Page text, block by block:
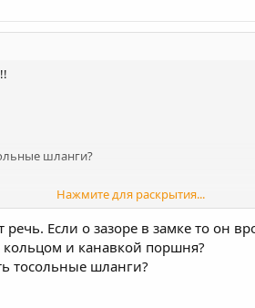
шланги?
Нажмите для раскрытия...
Если о зазоре в замке то он
кольцом и канавкой поршня?
тосольные шланги?